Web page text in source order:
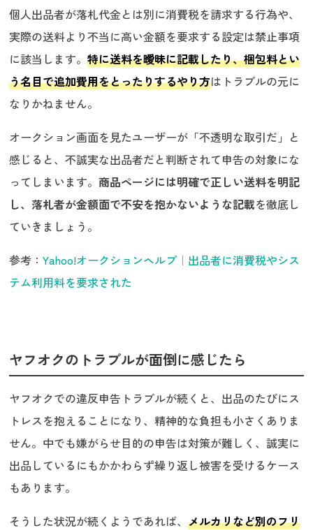
個人出品者が落札代金とは別に消費税を請求する行為や、
実際の送料より不当に高い金額を要求する設定は禁止事項
に該当します。特に送料を曖昧に記載したり、梱包料とい
う名目で追加費用をとったりするやり方はトラブルの元に
なりかねません。
オークション画面を見たユーザーが「不透明な取引だ」と
感じると、不誠実な出品者だと判断されて申告の対象にな
ってしまいます。商品ページには明確で正しい送料を明記
し、落札者が金額面で不安を抱かないような記載を徹底し
ていきましょう。
参考：Yahoo!オークションヘルプ｜出品者に消費税やシス
テム利用料を要求された
ヤフオクのトラブルが面倒に感じたら
ヤフオクでの違反申告トラブルが続くと、出品のたびにス
トレスを抱えることになり、精神的な負担も小さくありま
せん。中でも嫌がらせ目的の申告は対策が難しく、誠実に
出品しているにもかかわらず繰り返し被害を受けるケース
もあります。
そうした状況が続くようであれば、メルカリなど別のフリ